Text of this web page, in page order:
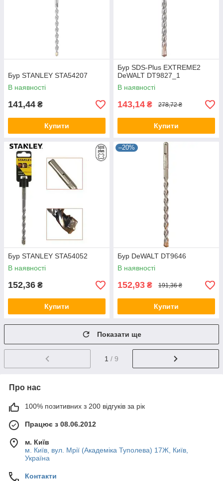
Бур STANLEY STA54207
В наявності
141,44 ₴
Купити
Бур SDS-Plus EXTREME2
DeWALT DT9827_1
В наявності
143,14 ₴ 278,72 ₴
Купити
Бур STANLEY STA54052
В наявності
152,36 ₴
Купити
–20%
Бур DeWALT DT9646
В наявності
152,93 ₴ 191,36 ₴
Купити
Показати ще
1 / 9
Про нас
100% позитивних з 200 відгуків за рік
Працює з 08.06.2012
м. Київ
м. Київ, вул. Мрії (Академіка Туполева) 17Ж, Київ,
Україна
Контакти